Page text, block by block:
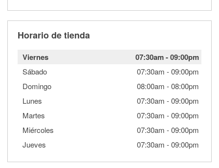
Horario de tienda
Viernes 07:30am-09:00pm
Sábado 07:30am -09:00pm
Domingo
08:00am -08:00pm
Lunes
07:30am -09:00pm
Martes
07:30am -09:00pm
Miércoles
07:30am -09:00pm
Jueves
07:30am -09:00pm